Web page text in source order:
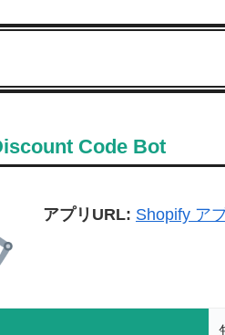
Code Bot
アプリURL: Shopify ア